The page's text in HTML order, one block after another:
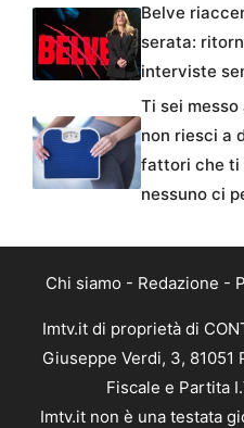
Belve
serata:
interviste
Ti sei messo
non riesci a
fattori che ti
nessuno ci
Chi siamo - Redazione -
Imtv.it di proprietà di
Giuseppe Verdi, 3, 81051
Fiscale e Partita
Imtv.it non è una testata